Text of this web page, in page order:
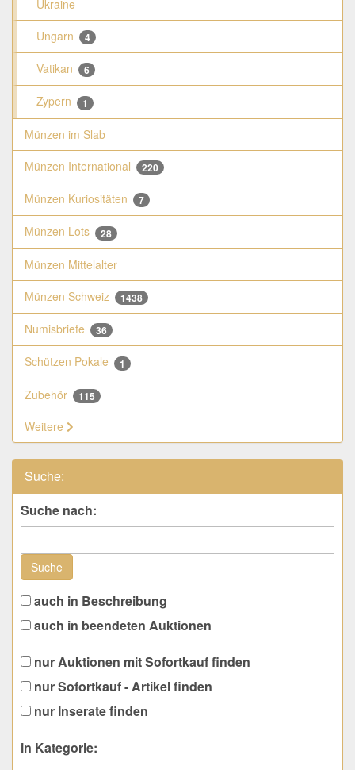
Ukraine
Ungarn
4
Vatikan 6
Zypern 1
Münzen im Slab
Münzen International
220
Münzen Kuriositäten 7
Münzen Lots 28
Münzen Mittelalter
Münzen Schweiz
1438
Numisbriefe 36
Schützen Pokale 1
Zubehör 115
Weitere
Suche:
Suche nach:
Suche
auch in Beschreibung
auch in beendeten Auktionen
nur Auktionen mit Sofortkauf finden
nur Sofortkauf - Artikel finden
nur Inserate finden
in Kategorie: